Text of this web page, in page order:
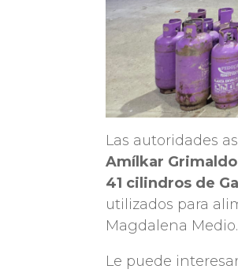
Las autoridades
Amílkar
41 cilindros de
utilizados para
Magdalena Medio.
Le puede